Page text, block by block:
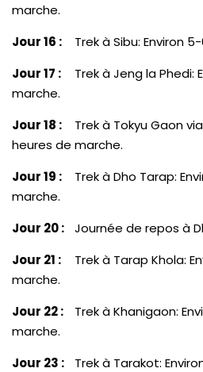
marche.
Jour 16 :
Trek à Sibu: Environ
Jour 17 :
Trek à Jeng la Phedi:
marche.
Jour 18 :
Trek à Tokyu Gaon
heures de marche.
Jour 19 :
Trek à Dho Tarap:
marche.
Jour 20 :
Journée de repos à
Jour 21 :
Trek à Tarap Khola:
marche.
Jour 22 :
Trek à Khanigaon:
marche.
Jour 23 :
Trek à Tarakot: